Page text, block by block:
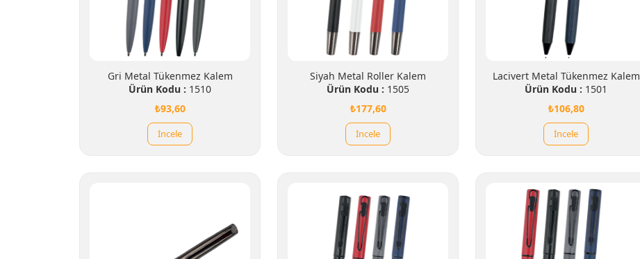
Gri Metal Tükenmez Kalem
Ürün Kodu : 1510
₺93,60
İncele
Siyah Metal Roller Kalem
Ürün Kodu : 1505
₺177,60
İncele
Lacivert Metal Tükenmez Kalem
Ürün Kodu : 1501
₺106,80
İncele